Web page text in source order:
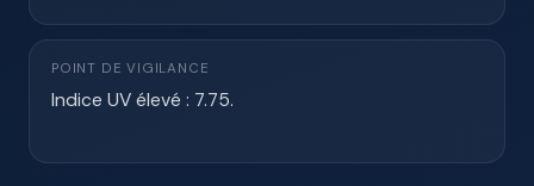
POINT DE VIGILANCE
Indice UV élevé : 7.75.